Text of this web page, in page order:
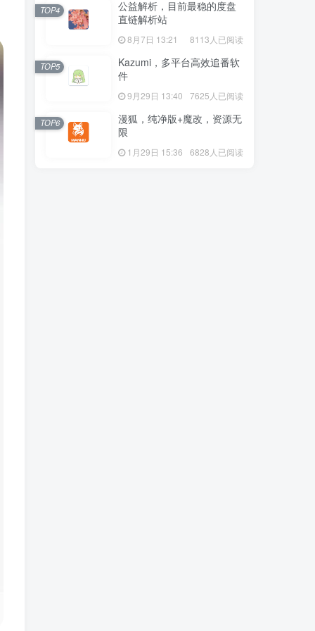
公益解析，目前最稳的度盘
直链解析站
8月7日 13:21 8113人已阅读
TOP4
Kazumi，多平台高效追番软
件
9月29日 13:40 7625人已阅读
TOP5
漫狐，纯净版+魔改，资源无
限
1月29日 15:36 6828人已阅读
TOP6